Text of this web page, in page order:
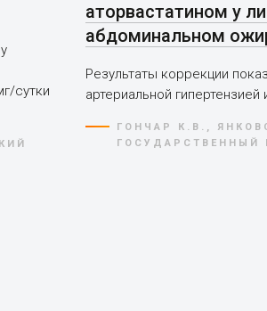
сутки
аторвастатином у
абдоминальном
Результаты коррекции
артериальной
ГОНЧАР К.В.,
ГОСУДАРСТВЕННЫЙ